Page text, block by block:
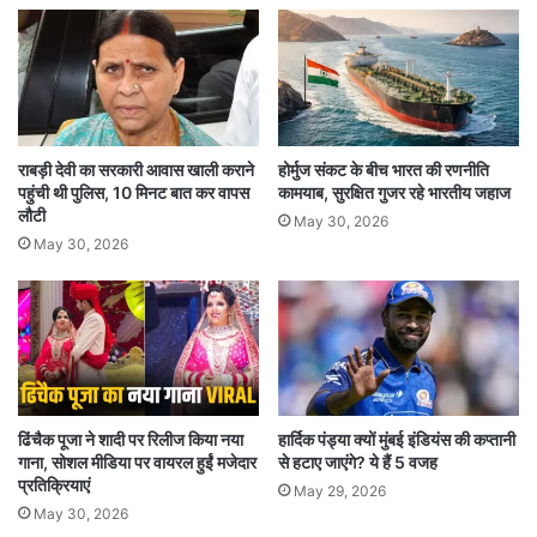
रहे है. उन्होंने कहा कि वे पूर्व में लगातार इस बात का खुलासा
करते रहे हैं कि डीडीए विभाग के एग्जीक्यूटिव इंजीनियर ने
ईमेल के जरिए डीडीए के ठेकेदार जिसको पेड़ काटने का
आदेश दिया गया था, उसे कहा कि उपराज्यपाल के मौखिक
आदेश हैं कि पेड़ों को काट दिया जाए. उन्होंने कहा कि इस
बिंदु पर जब कोर्ट में डीडीए के वकील से प्रश्न पूछा गया तो
उन्होंने कहा था कि हमारा ईमेल हैक कर लिया गया है.
सुप्रीम कोर्ट से डीडीए ने सच छुपायाः भारद्वाज
सौरभ भारद्वाज ने सुप्रीम कोर्ट के समक्ष डीडीए के वाइस
चेयरमैन द्वारा दाखिल किए गए हलफनामे का हवाला देते हुए
कहा कि उन्होंने अपने हालतनामे में इस बात के लिए माफी
राबड़ी देवी का सरकारी आवास खाली कराने
पहुंची थी पुलिस, 10 मिनट बात कर वापस
लौटी
May 30, 2026
होर्मुज संकट के बीच भारत की रणनीति
कामयाब, सुरक्षित गुजर रहे भारतीय जहाज
May 30, 2026
ढिंचैक पूजा ने शादी पर रिलीज किया नया
गाना, सोशल मीडिया पर वायरल हुईं मजेदार
प्रतिक्रियाएं
May 30, 2026
हार्दिक पंड्या क्यों मुंबई इंडियंस की कप्तानी
से हटाए जाएंगे? ये हैं 5 वजह
May 29, 2026